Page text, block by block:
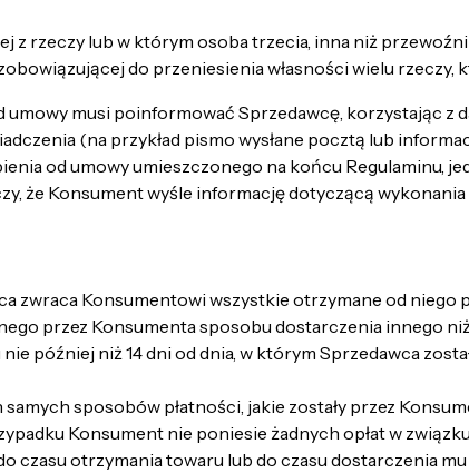
z rzeczy lub w którym osoba trzecia, inna niż
do przeniesienia własności wielu rzeczy,
musi poinformować Sprzedawcę, korzystając z
(na przykład pismo wysłane pocztą lub
od umowy umieszczonego na końcu Regulaminu,
że Konsument wyśle informację dotyczącą
zwraca Konsumentowi wszystkie otrzymane od niego
przez Konsumenta sposobu dostarczenia innego
później niż 14 dni od dnia, w którym Sprzedawca
sposobów płatności, jakie zostały przez
Konsument nie poniesie żadnych opłat w
czasu otrzymania towaru lub do czasu dostarczenia